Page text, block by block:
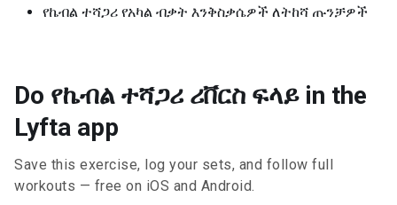
የኬብል ተሻጋሪ የአካል ብቃት እንቅስቃሴዎች ለትከሻ ጡንቻዎች
Do የኬብል ተሻጋሪ ሪቨርስ ፍላይ in the
Lyfta app
Save this exercise, log your sets, and follow full
workouts — free on iOS and Android.